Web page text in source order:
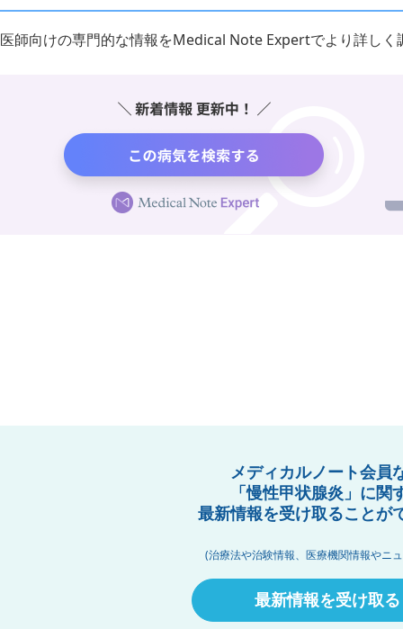
医師向けの専門的な情報をMedical Note Expertでより詳しく
メディカルノート会員
「慢性甲状腺炎」に関
最新情報を受け取ることが
(治療法や治験情報、医療機関情報やニ
最新情報を受け取る